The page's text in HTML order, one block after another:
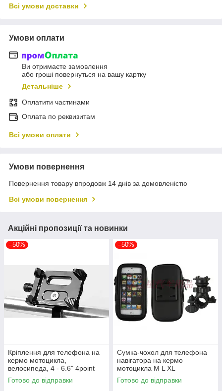
Всі умови доставки
Умови оплати
Ви отримаєте замовлення
або гроші повернуться на вашу картку
Детальніше
Оплатити частинами
Оплата по реквизитам
Всі умови оплати
Умови повернення
Повернення товару впродовж 14 днів за домовленістю
Всі умови повернення
Акційні пропозиції та новинки
–50%
Кріплення для телефона на
кермо мотоцикла,
велосипеда, 4 - 6.6" 4point
Готово до відправки
–50%
Сумка-чохол для телефона
навігатора на кермо
мотоцикла M L XL
Готово до відправки